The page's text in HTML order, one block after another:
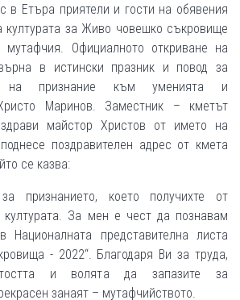
в Етъра приятели и гости на обявения
културата за Живо човешко съкровище
мутафчия. Официалното откриване на
в истински празник и повод за
на признание към уменията и
Маринов. Заместник – кметът
майстор Христов от името на
поздравителен адрес от кмета
се казва:
признанието, което получихте от
културата. За мен е чест да познавам
Националната представителна листа
- 2022“. Благодаря Ви за труда,
и волята да запазите за
занаят – мутафчийството.